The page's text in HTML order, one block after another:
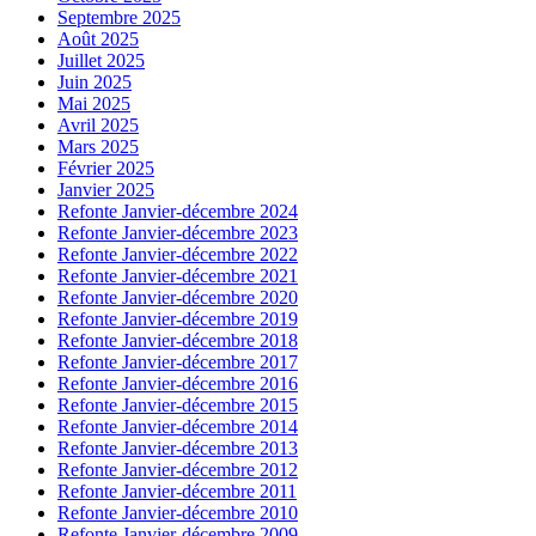
Septembre 2025
Août 2025
Juillet 2025
Juin 2025
Mai 2025
Avril 2025
Mars 2025
Février 2025
Janvier 2025
Refonte Janvier-décembre 2024
Refonte Janvier-décembre 2023
Refonte Janvier-décembre 2022
Refonte Janvier-décembre 2021
Refonte Janvier-décembre 2020
Refonte Janvier-décembre 2019
Refonte Janvier-décembre 2018
Refonte Janvier-décembre 2017
Refonte Janvier-décembre 2016
Refonte Janvier-décembre 2015
Refonte Janvier-décembre 2014
Refonte Janvier-décembre 2013
Refonte Janvier-décembre 2012
Refonte Janvier-décembre 2011
Refonte Janvier-décembre 2010